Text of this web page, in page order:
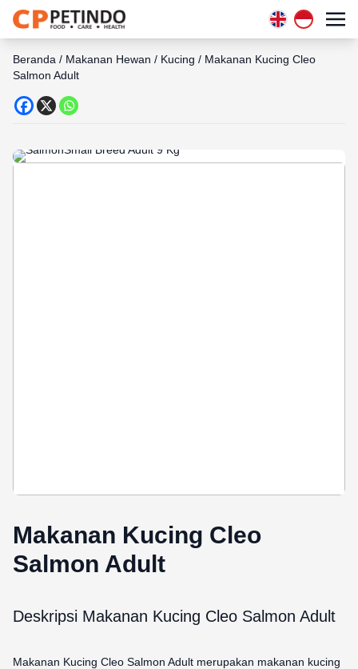
Beranda / Makanan Hewan / Kucing / Makanan Kucing Cleo
Salmon Adult
Makanan Kucing Cleo
Salmon Adult
Deskripsi Makanan Kucing Cleo Salmon Adult
Makanan Kucing Cleo Salmon Adult merupakan makanan kucing